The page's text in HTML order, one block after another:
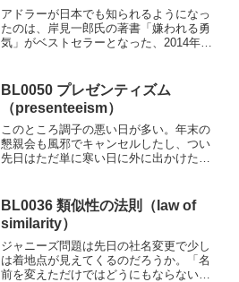
アドラーが日本でも知られるようになっ
たのは、岸見一郎氏の著書「嫌われる勇
気」がベストセラーとなった、2014年の
巨匠と呼称するそうだが、心理学という
学問の創始者といわれ...
BL0050 プレゼンティズム
（presenteeism）
このところ調子の悪い日が多い。年末の
懇親会も風邪でキャンセルしたし、つい
先日はただ単に寒い日に外に出かけただ
のせいにしたくもなるのだが、それだと
何でもアリというか常に言...
BL0036 類似性の法則（law of
similarity）
ジャニーズ問題は先日の社名変更で少し
は着地点が見えてくるのだろうか。「名
前を変えただけではどうにもならない」